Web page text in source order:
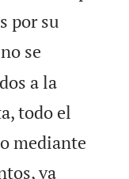
por su
no se
a la
todo el
mediante
va